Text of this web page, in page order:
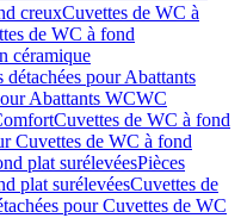
creuxCuvettes de WC à
de WC à fond
céramique
détachées pour Abattants
Abattants WCWC
Cuvettes de WC à fond
Cuvettes de WC à fond
plat surélevéesPièces
plat surélevéesCuvettes de
pour Cuvettes de WC